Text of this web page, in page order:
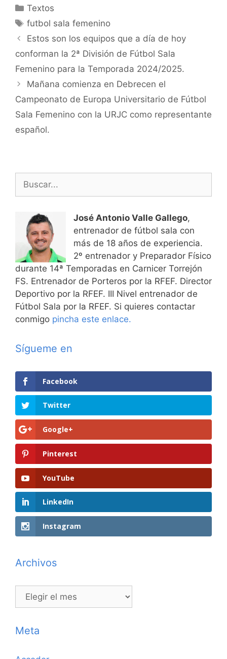
Categorías
Textos
Etiquetas
futbol sala femenino
Navegación
Estos son los equipos que a día de hoy
conforman la 2ª División de Fútbol Sala
Femenino para la Temporada 2024/2025.
Mañana comienza en Debrecen el
Campeonato de Europa Universitario de Fútbol
Sala Femenino con la URJC como representante
español.
José Antonio Valle Gallego,
entrenador de fútbol sala con
más de 18 años de experiencia.
2º entrenador y Preparador Físico
durante 14ª Temporadas en Carnicer Torrejón
FS. Entrenador de Porteros por la RFEF. Director
Deportivo por la RFEF. III Nivel entrenador de
Fútbol Sala por la RFEF. Si quieres contactar
conmigo pincha este enlace.
Sígueme en
Facebook
Twitter
Google+
Pinterest
YouTube
LinkedIn
Instagram
Archivos
Archivos
Meta